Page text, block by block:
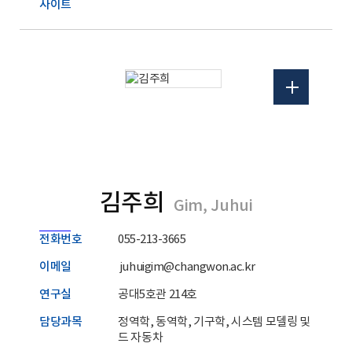
사이트
김주희 Gim, Juhui
전화번호 055-213-3665
이메일 juhuigim@changwon.ac.kr
연구실 공대5호관 214호
담당과목
정역학, 동역학, 기구학, 시스템 모델링 및 제어,
드 자동차